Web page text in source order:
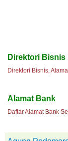
Direktori Bisnis
Direktori Bisnis,
Alamat Bank
Daftar Alamat Bank